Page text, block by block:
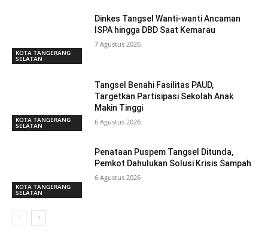
KOTA TANGERANG
SELATAN
Dinkes Tangsel Wanti-wanti Ancaman
ISPA hingga DBD Saat Kemarau
7 Agustus 2026
KOTA TANGERANG
SELATAN
Tangsel Benahi Fasilitas PAUD,
Targetkan Partisipasi Sekolah Anak
Makin Tinggi
6 Agustus 2026
KOTA TANGERANG
SELATAN
Penataan Puspem Tangsel Ditunda,
Pemkot Dahulukan Solusi Krisis Sampah
6 Agustus 2026